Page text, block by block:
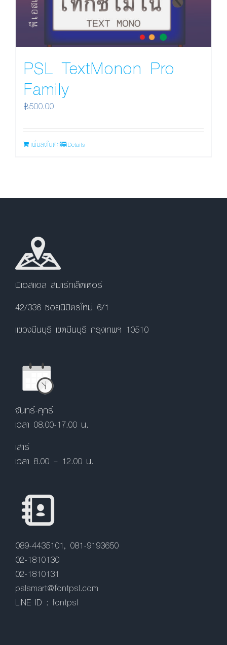
PSL TextMonon Pro
Family
฿500.00
เพิ่มลงในตะกร้าDetails
พีเอสแอล สมาร์ทเล็ตเตอร์
42/336 ซอยนิมิตรใหม่ 6/1
แขวงมีนบุรี เขตมีนบุรี กรุงเทพฯ 10510
จันทร์-ศุกร์
เวลา 08.00-17.00 น.
เสาร์
เวลา 8.00 – 12.00 น.
089-4435101, 081-9193650
02-1810130
02-1810131
pslsmart@fontpsl.com
LINE ID : fontpsl